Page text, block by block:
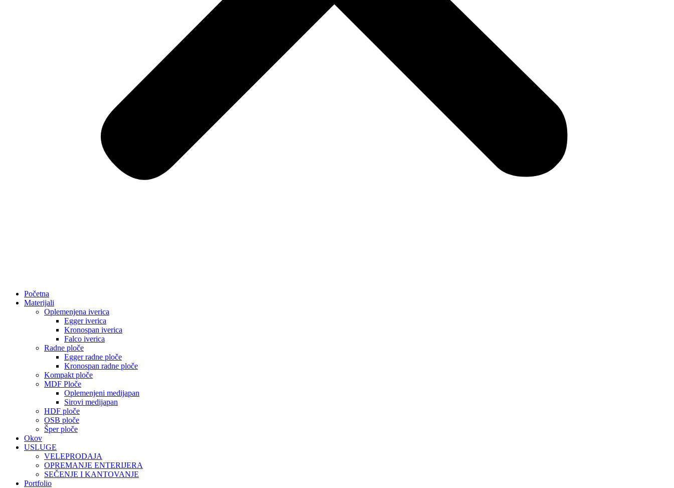
Početna
Materijali
Oplemenjena iverica
Egger iverica
Kronospan iverica
Falco iverica
Radne ploče
Egger radne ploče
Kronospan radne ploče
Kompakt ploče
MDF Ploče
Oplemenjeni medijapan
Sirovi medijapan
HDF ploče
OSB ploče
Šper ploče
Okov
USLUGE
VELEPRODAJA
OPREMANJE ENTERIJERA
SEČENJE I KANTOVANJE
Portfolio